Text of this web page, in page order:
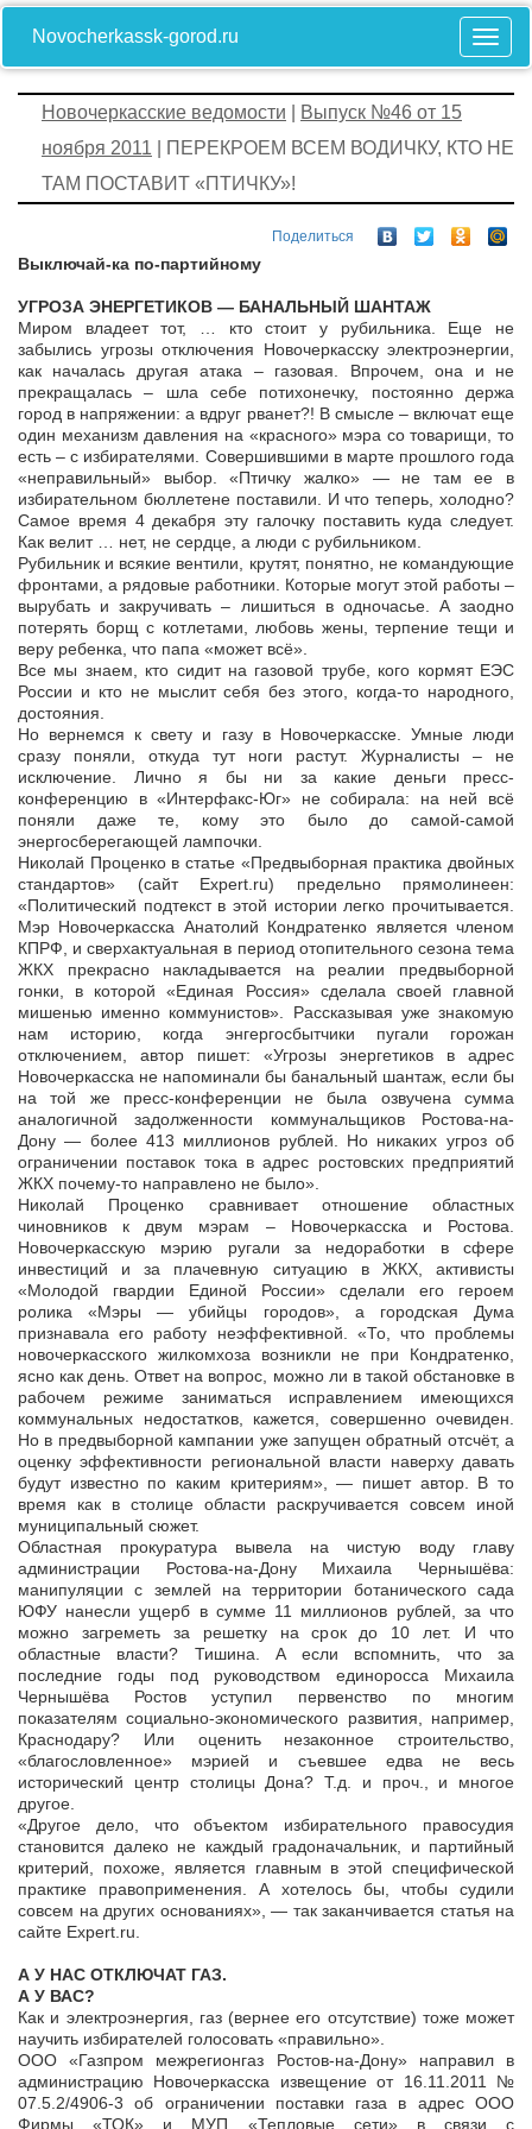
Novocherkassk-gorod.ru
Новочеркасские ведомости
Выпуск №46 от 15
ноября 2011 | ПЕРЕКРОЕМ ВСЕМ ВОДИЧКУ, КТО НЕ
ТАМ ПОСТАВИТ «ПТИЧКУ»!
Поделиться
Выключай-ка по-партийному
УГРОЗА ЭНЕРГЕТИКОВ — БАНАЛЬНЫЙ ШАНТАЖ
Миром владеет тот, … кто стоит у рубильника. Еще не
забылись угрозы отключения Новочеркасску электроэнергии,
как началась другая атака – газовая. Впрочем, она и не
прекращалась – шла себе потихонечку, постоянно держа
город в напряжении: а вдруг рванет?! В смысле – включат еще
один механизм давления на «красного» мэра со товарищи, то
есть – с избирателями. Совершившими в марте прошлого года
«неправильный» выбор. «Птичку жалко» — не там ее в
избирательном бюллетене поставили. И что теперь, холодно?
Самое время 4 декабря эту галочку поставить куда следует.
Как велит … нет, не сердце, а люди с рубильником.
Рубильник и всякие вентили, крутят, понятно, не командующие
фронтами, а рядовые работники. Которые могут этой работы –
вырубать и закручивать – лишиться в одночасье. А заодно
потерять борщ с котлетами, любовь жены, терпение тещи и
веру ребенка, что папа «может всё».
Все мы знаем, кто сидит на газовой трубе, кого кормят ЕЭС
России и кто не мыслит себя без этого, когда-то народного,
достояния.
Но вернемся к свету и газу в Новочеркасске. Умные люди
сразу поняли, откуда тут ноги растут. Журналисты – не
исключение. Лично я бы ни за какие деньги пресс-
конференцию в «Интерфакс-Юг» не собирала: на ней всё
поняли даже те, кому это было до самой-самой
энергосберегающей лампочки.
Николай Проценко в статье «Предвыборная практика двойных
стандартов» (сайт Expert.ru) предельно прямолинеен:
«Политический подтекст в этой истории легко прочитывается.
Мэр Новочеркасска Анатолий Кондратенко является членом
КПРФ, и сверхактуальная в период отопительного сезона тема
ЖКХ прекрасно накладывается на реалии предвыборной
гонки, в которой «Единая Россия» сделала своей главной
мишенью именно коммунистов». Рассказывая уже знакомую
нам историю, когда энгергосбытчики пугали горожан
отключением, автор пишет: «Угрозы энергетиков в адрес
Новочеркасска не напоминали бы банальный шантаж, если бы
на той же пресс-конференции не была озвучена сумма
аналогичной задолженности коммунальщиков Ростова-на-
Дону — более 413 миллионов рублей. Но никаких угроз об
ограничении поставок тока в адрес ростовских предприятий
ЖКХ почему-то направлено не было».
Николай Проценко сравнивает отношение областных
чиновников к двум мэрам – Новочеркасска и Ростова.
Новочеркасскую мэрию ругали за недоработки в сфере
инвестиций и за плачевную ситуацию в ЖКХ, активисты
«Молодой гвардии Единой России» сделали его героем
ролика «Мэры — убийцы городов», а городская Дума
признавала его работу неэффективной. «То, что проблемы
новочеркасского жилкомхоза возникли не при Кондратенко,
ясно как день. Ответ на вопрос, можно ли в такой обстановке в
рабочем режиме заниматься исправлением имеющихся
коммунальных недостатков, кажется, совершенно очевиден.
Но в предвыборной кампании уже запущен обратный отсчёт, а
оценку эффективности региональной власти наверху давать
будут известно по каким критериям», — пишет автор. В то
время как в столице области раскручивается совсем иной
муниципальный сюжет.
Областная прокуратура вывела на чистую воду главу
администрации Ростова-на-Дону Михаила Чернышёва:
манипуляции с землей на территории ботанического сада
ЮФУ нанесли ущерб в сумме 11 миллионов рублей, за что
можно загреметь за решетку на срок до 10 лет. И что
областные власти? Тишина. А если вспомнить, что за
последние годы под руководством единоросса Михаила
Чернышёва Ростов уступил первенство по многим
показателям социально-экономического развития, например,
Краснодару? Или оценить незаконное строительство,
«благословленное» мэрией и съевшее едва не весь
исторический центр столицы Дона? Т.д. и проч., и многое
другое.
«Другое дело, что объектом избирательного правосудия
становится далеко не каждый градоначальник, и партийный
критерий, похоже, является главным в этой специфической
практике правоприменения. А хотелось бы, чтобы судили
совсем на других основаниях», — так заканчивается статья на
сайте Expert.ru.
А У НАС ОТКЛЮЧАТ ГАЗ.
А У ВАС?
Как и электроэнергия, газ (вернее его отсутствие) тоже может
научить избирателей голосовать «правильно».
ООО «Газпром межрегионгаз Ростов-на-Дону» направил в
администрацию Новочеркасска извещение от 16.11.2011 №
07.5.2/4906-3 об ограничении поставки газа в адрес ООО
Фирмы «ТОК» и МУП «Тепловые сети» в связи с